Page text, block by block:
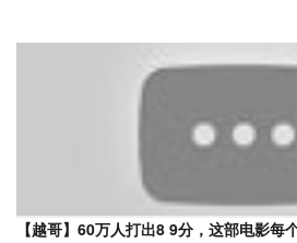
【越哥】60万人打出8 9分，这部电影每